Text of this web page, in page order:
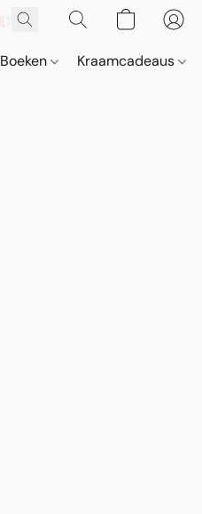
Boeken Kraamcadeaus